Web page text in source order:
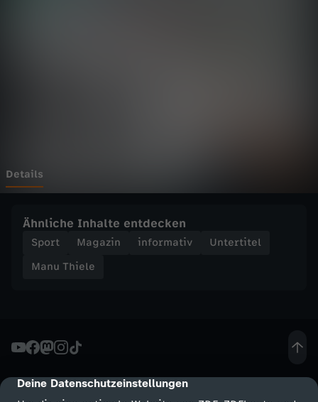
cmp-dialog-description
Deine Datenschutzeinstellungen
M
9
:
S
Details
Ähnliche Inhalte entdecken
Sport Magazin informativ
Untertitel
Manu Thiele